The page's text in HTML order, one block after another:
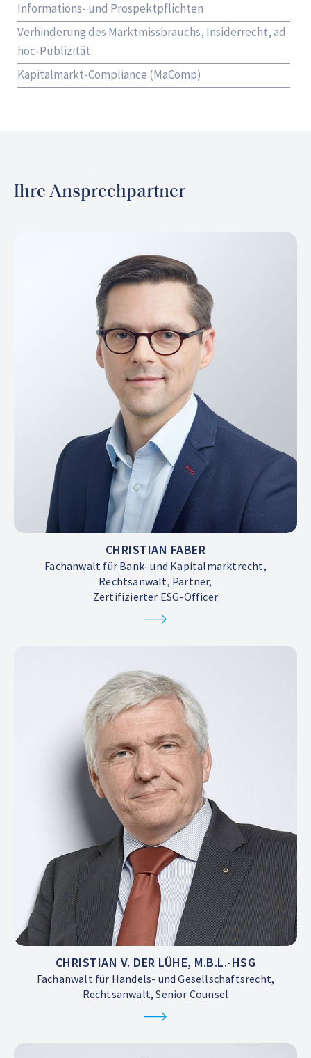
Informations- und Prospektpflichten
Verhinderung des Marktmissbrauchs, Insiderrecht, ad
hoc-Publizität
Kapitalmarkt-Compliance (MaComp)
Ihre Ansprechpartner
CHRISTIAN FABER
Fachanwalt für Bank- und Kapitalmarktrecht,
Rechtsanwalt, Partner,
Zertifizierter ESG-Officer
CHRISTIAN V. DER LÜHE, M.B.L.-HSG
Fachanwalt für Handels- und Gesellschaftsrecht,
Rechtsanwalt, Senior Counsel